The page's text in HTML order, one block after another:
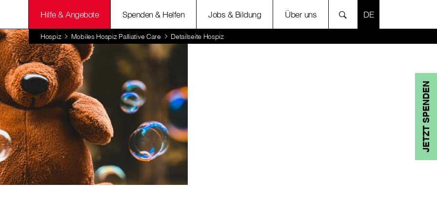
Hilfe & Angebote Spenden & Helfen Jobs & Bildung Über uns SPRACHE
Hospiz Mobiles Hospiz Palliative Care Detailseite Hospiz
JETZT SPENDEN